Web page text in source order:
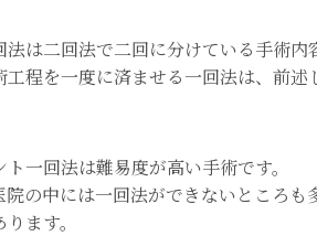
は二回法で二回に分けている手術内
工程を一度に済ませる一回法は、前
一回法は難易度が高い手術です。
院の中には一回法ができないところ
ます。